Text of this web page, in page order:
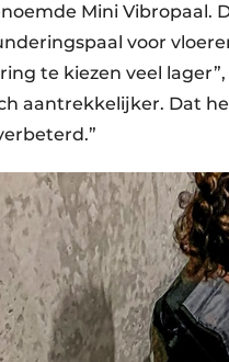
Mini Vibropaal.
voor
te kiezen veel
aantrekkelijker. Dat